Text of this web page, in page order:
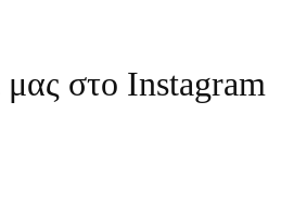
στο Instagram